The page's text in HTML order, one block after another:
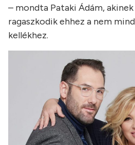
– mondta Pataki Ádám,
ragaszkodik ehhez a nem
kellékhez.